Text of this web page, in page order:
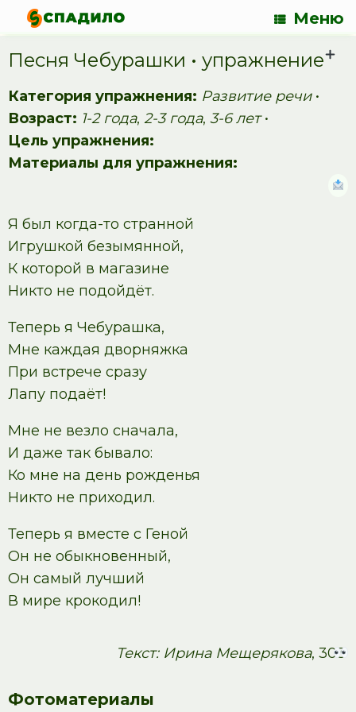
Меню
Песня Чебурашки • упражнение
Категория упражнения: Развитие речи•
Возраст: 1-2 года, 2-3 года, 3-6 лет•
Цель упражнения:
Материалы для упражнения:
Я был когда-то странной
Игрушкой безымянной,
К которой в магазине
Никто не подойдёт.
Теперь я Чебурашка,
Мне каждая дворняжка
При встрече сразу
Лапу подаёт!
Мне не везло сначала,
И даже так бывало:
Ко мне на день рожденья
Никто не приходил.
Теперь я вместе с Геной
Он не обыкновенный,
Он самый лучший
В мире крокодил!
Текст: Ирина Мещерякова, 303
Фотоматериалы